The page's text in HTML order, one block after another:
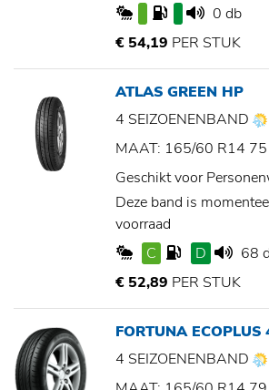
0 db
€ 54,19 PER STUK
ATLAS GREEN HP
4 SEIZOENENBAND
MAAT: 165/60 R14
Geschikt voor
Deze band is
voorraad
C
D
68
€ 52,89 PER STUK
FORTUNA ECOPLUS
4 SEIZOENENBAND